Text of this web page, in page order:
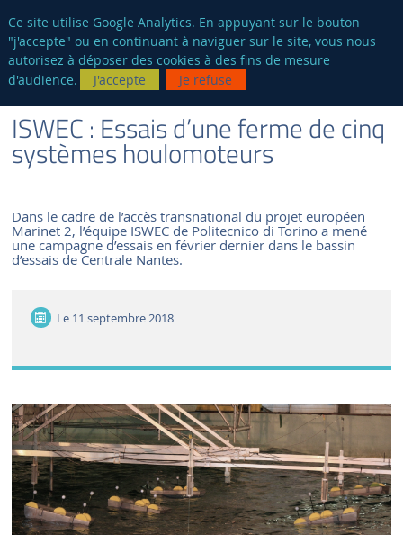
fr
Ce site utilise Google Analytics. En appuyant sur le bouton
"j'accepte" ou en continuant à naviguer sur le site, vous nous
autorisez à déposer des cookies à des fins de mesure
d'audience.
J'accepte Je refuse
ISWEC : Essais d’une ferme de cinq
systèmes houlomoteurs
Dans le cadre de l’accès transnational du projet européen
Marinet 2, l’équipe ISWEC de Politecnico di Torino a mené
une campagne d’essais en février dernier dans le bassin
d’essais de Centrale Nantes.
Le 11 septembre 2018